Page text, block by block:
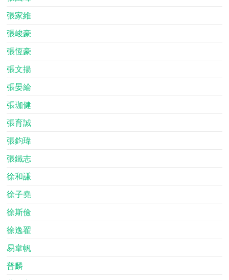
張家維
張峻豪
張恆豪
張文揚
張晏綸
張珈健
張育誠
張鈞瑋
張鐵志
徐和謙
徐子堯
徐斯儉
徐逸翟
易韋帆
普麟